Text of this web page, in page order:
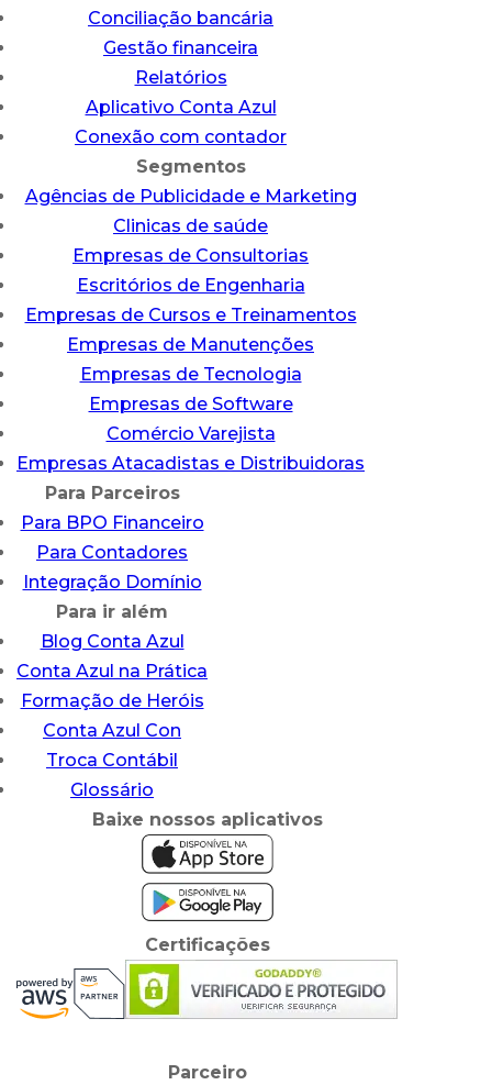
Conciliação bancária
Gestão financeira
Relatórios
Aplicativo Conta Azul
Conexão com contador
Segmentos
Agências de Publicidade e Marketing
Clinicas de saúde
Empresas de Consultorias
Escritórios de Engenharia
Empresas de Cursos e Treinamentos
Empresas de Manutenções
Empresas de Tecnologia
Empresas de Software
Comércio Varejista
Empresas Atacadistas e Distribuidoras
Para Parceiros
Para BPO Financeiro
Para Contadores
Integração Domínio
Para ir além
Blog Conta Azul
Conta Azul na Prática
Formação de Heróis
Conta Azul Con
Troca Contábil
Glossário
Baixe nossos aplicativos
Certificações
Parceiro